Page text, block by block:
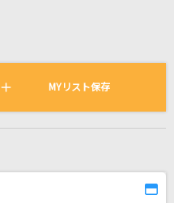
ている曲の一覧
MYリスト保存